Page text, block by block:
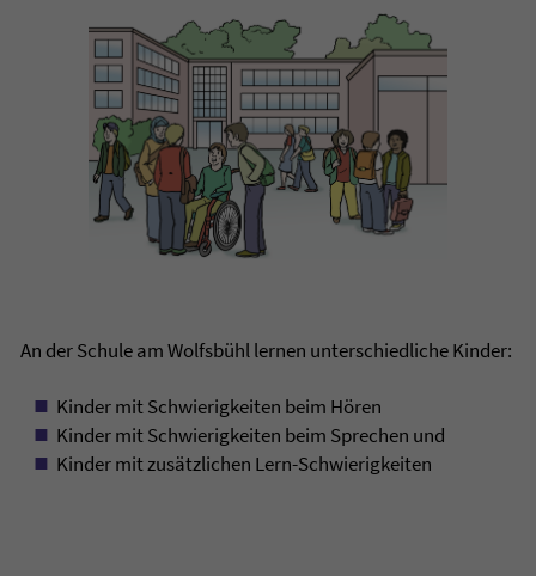
An der Schule am Wolfsbühl lernen unterschiedliche Kinder:
Kinder mit Schwierigkeiten beim Hören
Kinder mit Schwierigkeiten beim Sprechen und
Kinder mit zusätzlichen Lern-Schwierigkeiten